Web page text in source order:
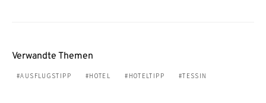
Verwandte Themen
AUSFLUGSTIPP HOTEL HOTELTIPP TESSIN